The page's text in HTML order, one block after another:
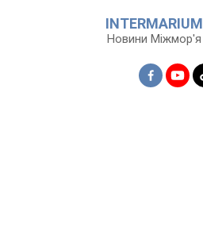
INTERMARIUM
Новини Міжмор'я